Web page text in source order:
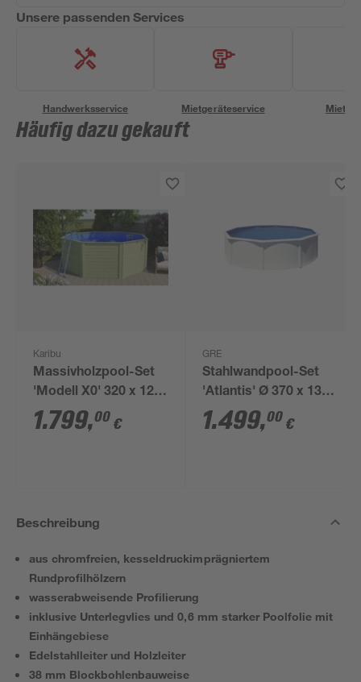
Unsere passenden Services
Handwerksservice Mietgeräteservice
Häufig dazu gekauft
Karibu
Massivholzpool-Set
'Modell X0' 320 x 121
x 320 mit
Stahlrohrleiter
1.799,00 €
GRE
Stahlwandpool-Set
'Atlantis' Ø 370 x 132
cm mit
Sicherheitsleiter und
1.499,00 €
Beschreibung
aus chromfreien, kesseldruckimprägniertem
Rundprofilhölzern
wasserabweisende Profilierung
inklusive Unterlegvlies und 0,6 mm starker Poolfolie mit
Einhängebiese
Edelstahlleiter und Holzleiter
38 mm Blockbohlenbauweise